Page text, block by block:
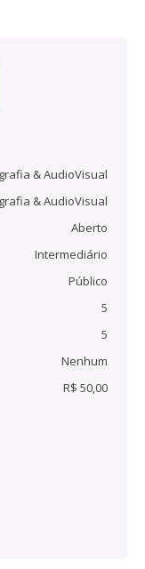
& AudioVisual
& AudioVisual
Aberto
Intermediário
Público
5
5
Nenhum
R$ 50,00